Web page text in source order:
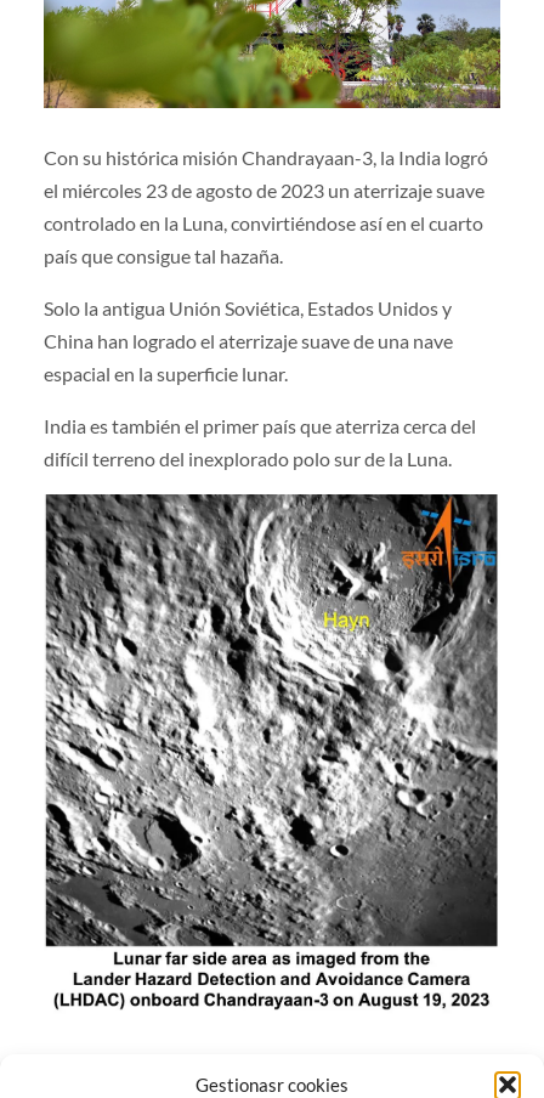
Gestionasr cookies
Con su histórica misión Chandrayaan-3, la India logró
el miércoles 23 de agosto de 2023 un aterrizaje suave
controlado en la Luna, convirtiéndose así en el cuarto
país que consigue tal hazaña.
Solo la antigua Unión Soviética, Estados Unidos y
China han logrado el aterrizaje suave de una nave
espacial en la superficie lunar.
India es también el primer país que aterriza cerca del
difícil terreno del inexplorado polo sur de la Luna.